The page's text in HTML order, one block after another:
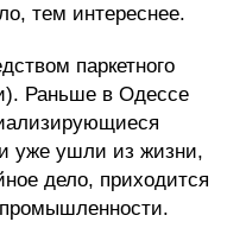
тем интереснее.
паркетного
Раньше в Одессе
уже ушли из жизни,
дело, приходится